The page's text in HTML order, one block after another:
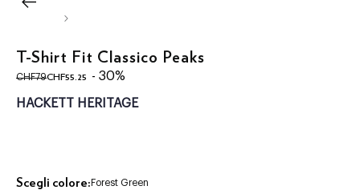
T-Shirt Fit Classico Peaks
CHF79
original price CHF79
CHF55.25
current price CHF55.25
- 30%
HACKETT HERITAGE
Scegli colore: Forest Green